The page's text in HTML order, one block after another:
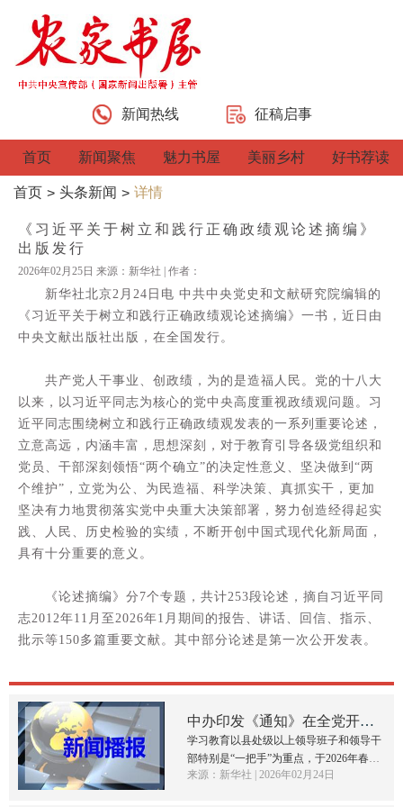
新闻热线 征稿启事
首页 新闻聚焦 魅力书屋 美丽乡村 好书荐读
首页 > 头条新闻 > 详情
《习近平关于树立和践行正确政绩观论述摘编》
出版发行
2026年02月25日 来源：新华社 | 作者：
新华社北京2月24日电 中共中央党史和文献研究院编辑的
《习近平关于树立和践行正确政绩观论述摘编》一书，近日由
中央文献出版社出版，在全国发行。
共产党人干事业、创政绩，为的是造福人民。党的十八大
以来，以习近平同志为核心的党中央高度重视政绩观问题。习
近平同志围绕树立和践行正确政绩观发表的一系列重要论述，
立意高远，内涵丰富，思想深刻，对于教育引导各级党组织和
党员、干部深刻领悟“两个确立”的决定性意义、坚决做到“两
个维护”，立党为公、为民造福、科学决策、真抓实干，更加
坚决有力地贯彻落实党中央重大决策部署，努力创造经得起实
践、人民、历史检验的实绩，不断开创中国式现代化新局面，
具有十分重要的意义。
《论述摘编》分7个专题，共计253段论述，摘自习近平同
志2012年11月至2026年1月期间的报告、讲话、回信、指示、
批示等150多篇重要文献。其中部分论述是第一次公开发表。
中办印发《通知》在全党开展
树立和践行正确政绩观学习...
学习教育以县处级以上领导班子和领导干
部特别是“一把手”为重点，于2026年春节
假期后启动、7月底基本结束
来源：新华社 | 2026年02月24日